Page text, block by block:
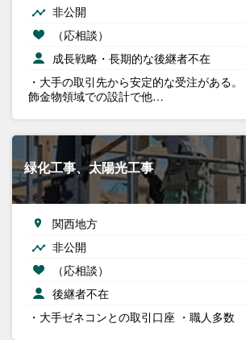
非公開
（応相談）
成長戦略・長期的な後継者不在
・大手の取引先から安定的な受注がある
飾金物領域での設計で他…
緑化工事、太陽光工事
関西地方
非公開
（応相談）
後継者不在
・大手ゼネコンとの取引口座 ・職人多数